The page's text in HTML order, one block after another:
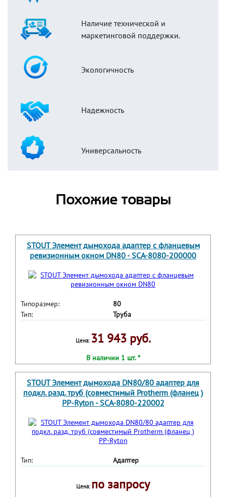
Наличие технической и
маркетинговой поддержки.
Экологичность
Надежность
Универсальность
Похожие товары
STOUT Элемент дымохода адаптер с фланцевым
ревизионным окном DN80 - SCA-8080-200000
Типоразмер:
80
Тип:
Труба
Цена: 31 943 руб.
В наличии 1 шт. *
STOUT Элемент дымохода DN80/80 адаптер для
подкл. разд. труб (совместимый Protherm (фланец )
PP-Ryton - SCA-8080-220002
Тип: Адаптер
Цена: по запросу